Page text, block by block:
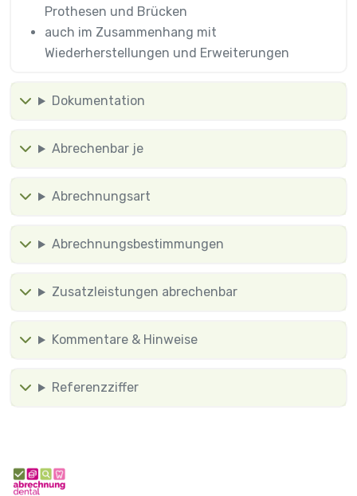
Prothesen und Brücken
auch im Zusammenhang mit
Wiederherstellungen und Erweiterungen
Dokumentation
Abrechenbar je
Abrechnungsart
Abrechnungsbestimmungen
Zusatzleistungen abrechenbar
Kommentare & Hinweise
Referenzziffer